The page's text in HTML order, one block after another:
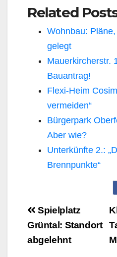
Related
Wohnbau:
gelegt
Mauerkircherstr.
Bauantrag!
Flexi-Heim
vermeiden“
Bürgerpark
Aber wie?
Unterkünfte 2.:
Brennpunkte“
Spielplatz
Grüntal: Standort
abgelehnt